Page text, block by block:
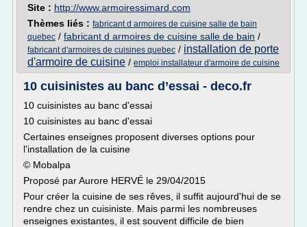
Site : http://www.armoiressimard.com
Thèmes liés : fabricant d armoires de cuisine salle de bain
quebec / fabricant d armoires de cuisine salle de bain /
fabricant d'armoires de cuisines quebec / installation de porte
d'armoire de cuisine / emploi installateur d'armoire de cuisine
10 cuisinistes au banc d’essai - deco.fr
10 cuisinistes au banc d'essai
10 cuisinistes au banc d'essai
Certaines enseignes proposent diverses options pour
l'installation de la cuisine
© Mobalpa
Proposé par Aurore HERVÉ le 29/04/2015
Pour créer la cuisine de ses rêves, il suffit aujourd'hui de se
rendre chez un cuisiniste. Mais parmi les nombreuses
enseignes existantes, il est souvent difficile de bien